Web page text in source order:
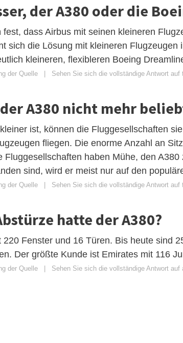
der A380 oder die
dass Airbus mit seinen kleineren
sich die Lösung mit kleineren Flugzeugen
kleineren, flexibleren Boeing
der Quelle | Sehen Sie sich die vollständige Antwort auf
A380 nicht mehr
ist, können die Fluggesellschaften
fliegen. Die enorme Anzahl an
Fluggesellschaften haben Mühe, den
sind, wird er meist nur auf den
der Quelle | Sehen Sie sich die vollständige Antwort auf
hatte der A380?
220 Fenster und 16 Türen. Bis heute sind
Der größte Kunde ist Emirates mit 116
der Quelle | Sehen Sie sich die vollständige Antwort auf